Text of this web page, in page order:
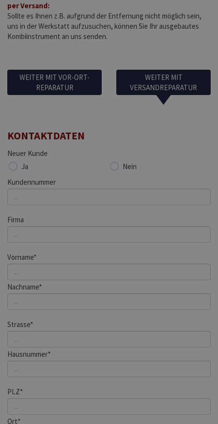
per Versand:
Sollte es Ihnen z.B. aufgrund der Entfernung nicht möglich sein,
uns in der Werkstatt aufzusuchen, können Sie Ihr ausgebautes
Kombiinstrument an uns senden.
WEITER MIT VOR-ORT-
REPARATUR
WEITER MIT
VERSANDREPARATUR
KONTAKTDATEN
Neuer Kunde
Ja
Nein
Kundennummer
Firma
Vorname*
Nachname*
Strasse*
Hausnummer*
PLZ*
Ort*